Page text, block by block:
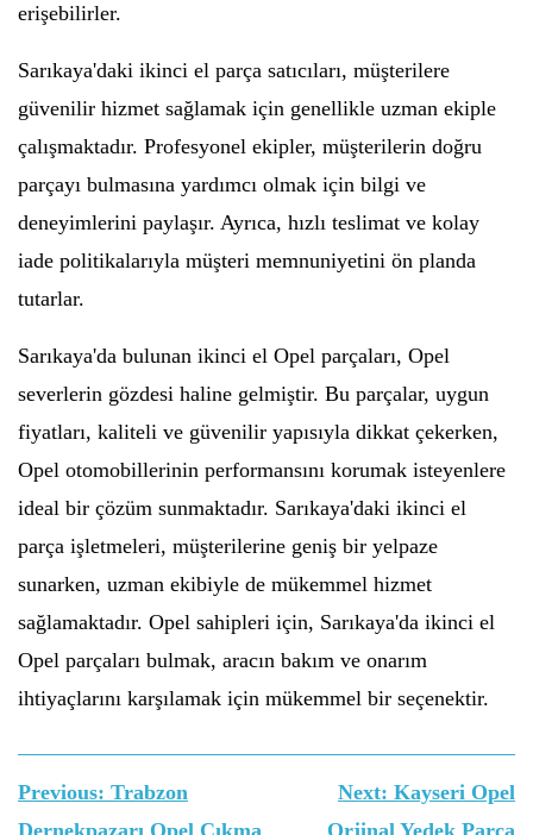
erişebilirler.
Sarıkaya'daki ikinci el parça satıcıları, müşterilere
güvenilir hizmet sağlamak için genellikle uzman ekiple
çalışmaktadır. Profesyonel ekipler, müşterilerin doğru
parçayı bulmasına yardımcı olmak için bilgi ve
deneyimlerini paylaşır. Ayrıca, hızlı teslimat ve kolay
iade politikalarıyla müşteri memnuniyetini ön planda
tutarlar.
Sarıkaya'da bulunan ikinci el Opel parçaları, Opel
severlerin gözdesi haline gelmiştir. Bu parçalar, uygun
fiyatları, kaliteli ve güvenilir yapısıyla dikkat çekerken,
Opel otomobillerinin performansını korumak isteyenlere
ideal bir çözüm sunmaktadır. Sarıkaya'daki ikinci el
parça işletmeleri, müşterilerine geniş bir yelpaze
sunarken, uzman ekibiyle de mükemmel hizmet
sağlamaktadır. Opel sahipleri için, Sarıkaya'da ikinci el
Opel parçaları bulmak, aracın bakım ve onarım
ihtiyaçlarını karşılamak için mükemmel bir seçenektir.
Yazı
gezinmesi
Previous: Trabzon
Dernekpazarı Opel Çıkma
Next: Kayseri Opel
Orjinal Yedek Parça